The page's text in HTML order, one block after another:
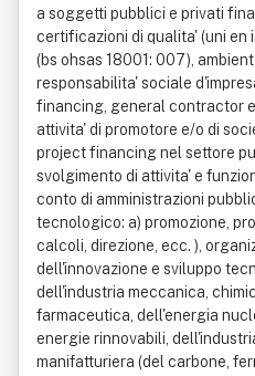
a soggetti pubblici e privati
certificazioni di qualita' (uni en
(bs ohsas 18001: 007),
responsabilita' sociale
financing, general contractor e
attivita' di promotore e/o di
project financing nel settore
svolgimento di attivita' e
conto di amministrazioni
tecnologico: a) promozione,
calcoli, direzione, ecc. ),
dell'innovazione e sviluppo
dell'industria meccanica,
farmaceutica, dell'energia
energie rinnovabili,
manifatturiera (del carbone,